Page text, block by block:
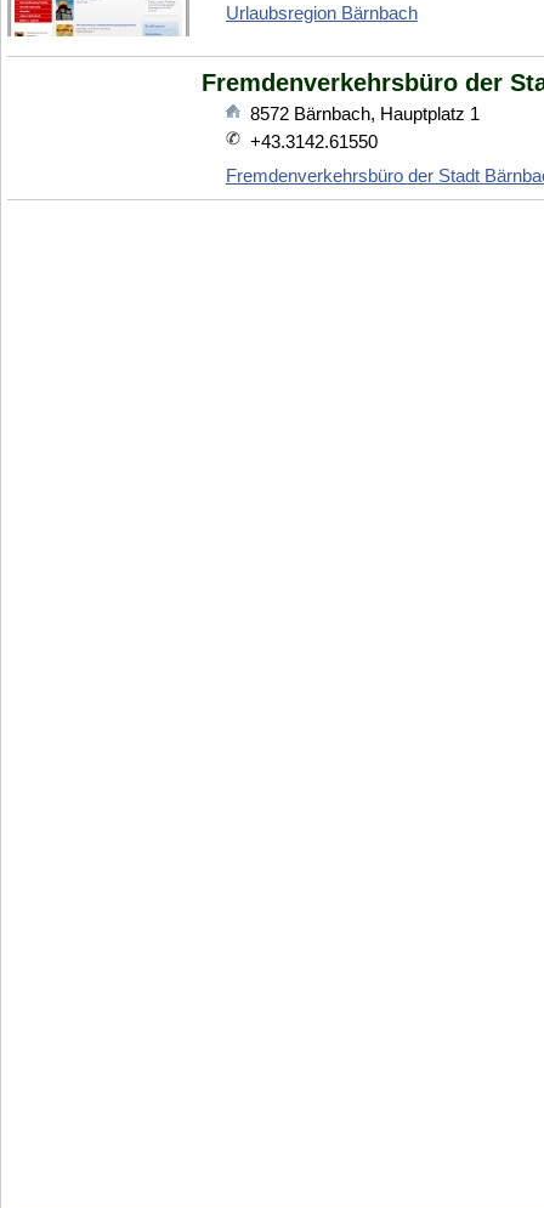
Urlaubsregion Bärnbach
Fremdenverkehrsbüro der
8572 Bärnbach, Hauptplatz 1
+43.3142.61550
Fremdenverkehrsbüro der Stadt